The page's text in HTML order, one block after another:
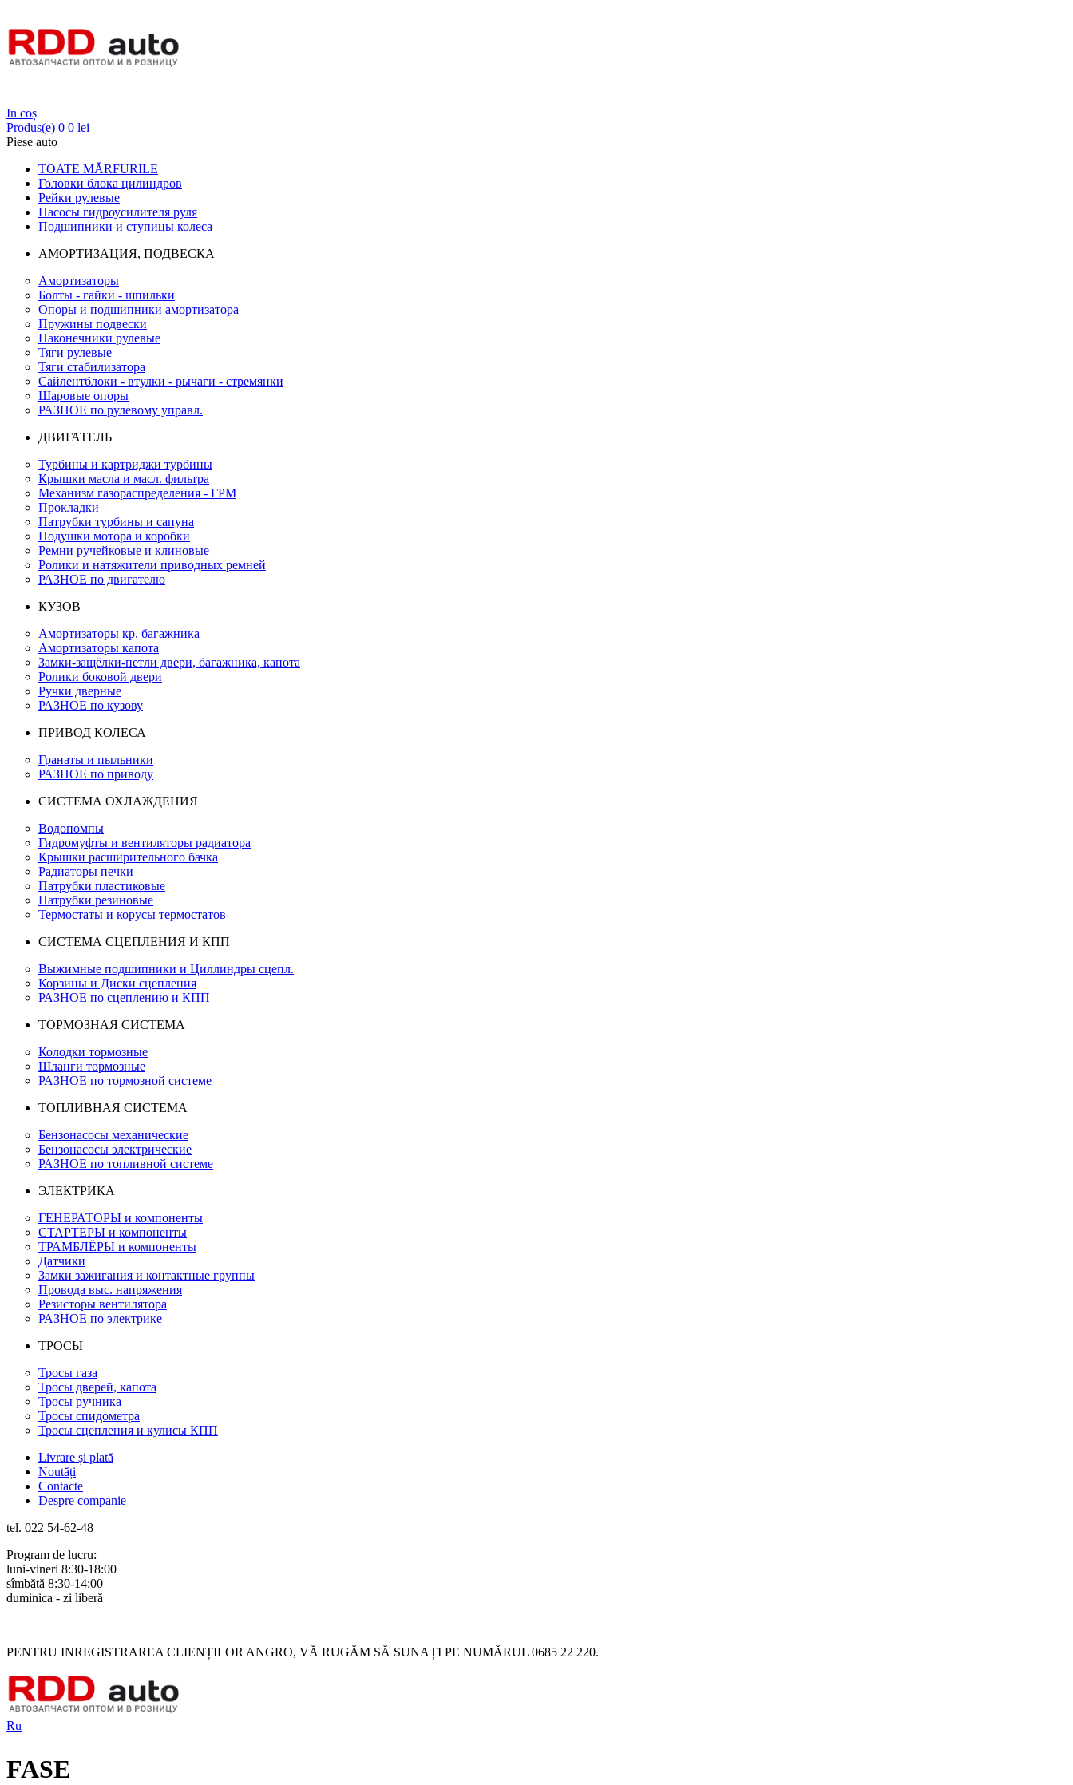
In coș
Produs(e) 0 0 lei
Piese auto
TOATE MĂRFURILE
Головки блока цилиндров
Рейки рулевые
Насосы гидроусилителя руля
Подшипники и ступицы колеса
АМОРТИЗАЦИЯ, ПОДВЕСКА
Амортизаторы
Болты - гайки - шпильки
Опоры и подшипники амортизатора
Пружины подвески
Наконечники рулевые
Тяги рулевые
Тяги стабилизатора
Сайлентблоки - втулки - рычаги - стремянки
Шаровые опоры
РАЗНОЕ по рулевому управл.
ДВИГАТЕЛЬ
Турбины и картриджи турбины
Крышки масла и масл. фильтра
Механизм газораспределения - ГРМ
Прокладки
Патрубки турбины и сапуна
Подушки мотора и коробки
Ремни ручейковые и клиновые
Ролики и натяжители приводных ремней
РАЗНОЕ по двигателю
КУЗОВ
Амортизаторы кр. багажника
Амортизаторы капота
Замки-защёлки-петли двери, багажника, капота
Ролики боковой двери
Ручки дверные
РАЗНОЕ по кузову
ПРИВОД КОЛЕСА
Гранаты и пыльники
РАЗНОЕ по приводу
СИСТЕМА ОХЛАЖДЕНИЯ
Водопомпы
Гидромуфты и вентиляторы радиатора
Крышки расширительного бачка
Радиаторы печки
Патрубки пластиковые
Патрубки резиновые
Термостаты и корусы термостатов
СИСТЕМА СЦЕПЛЕНИЯ И КПП
Выжимные подшипники и Циллиндры сцепл.
Корзины и Диски сцепления
РАЗНОЕ по сцеплению и КПП
ТОРМОЗНАЯ СИСТЕМА
Колодки тормозные
Шланги тормозные
РАЗНОЕ по тормозной системе
ТОПЛИВНАЯ СИСТЕМА
Бензонасосы механические
Бензонасосы электрические
РАЗНОЕ по топливной системе
ЭЛЕКТРИКА
ГЕНЕРАТОРЫ и компоненты
СТАРТЕРЫ и компоненты
ТРАМБЛЁРЫ и компоненты
Датчики
Замки зажигания и контактные группы
Провода выс. напряжения
Резисторы вентилятора
РАЗНОЕ по электрике
ТРОСЫ
Тросы газа
Тросы дверей, капота
Тросы ручника
Тросы спидометра
Тросы сцепления и кулисы КПП
Livrare și plată
Noutăți
Contacte
Despre companie
tel. 022 54-62-48
Program de lucru:
luni-vineri 8:30-18:00
sîmbătă 8:30-14:00
duminica - zi liberă
PENTRU INREGISTRAREA CLIENȚILOR ANGRO, VĂ RUGĂM SĂ SUNAȚI PE NUMĂRUL 0685 22 220.
Ru
FASE